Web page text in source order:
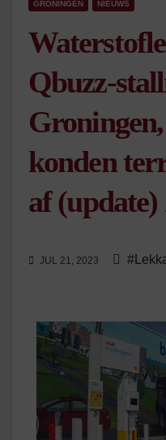
GRONINGEN NIEUWS
Qbuzz-
konden
af (update)
JUL 21, 2023